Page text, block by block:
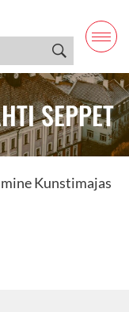
SEPPET
Kunstimajas